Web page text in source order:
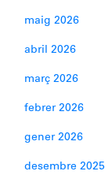
maig 2026
abril 2026
març 2026
febrer 2026
gener 2026
desembre 2025